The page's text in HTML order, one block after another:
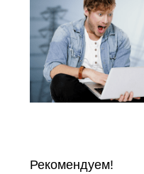
Рекомендуем!